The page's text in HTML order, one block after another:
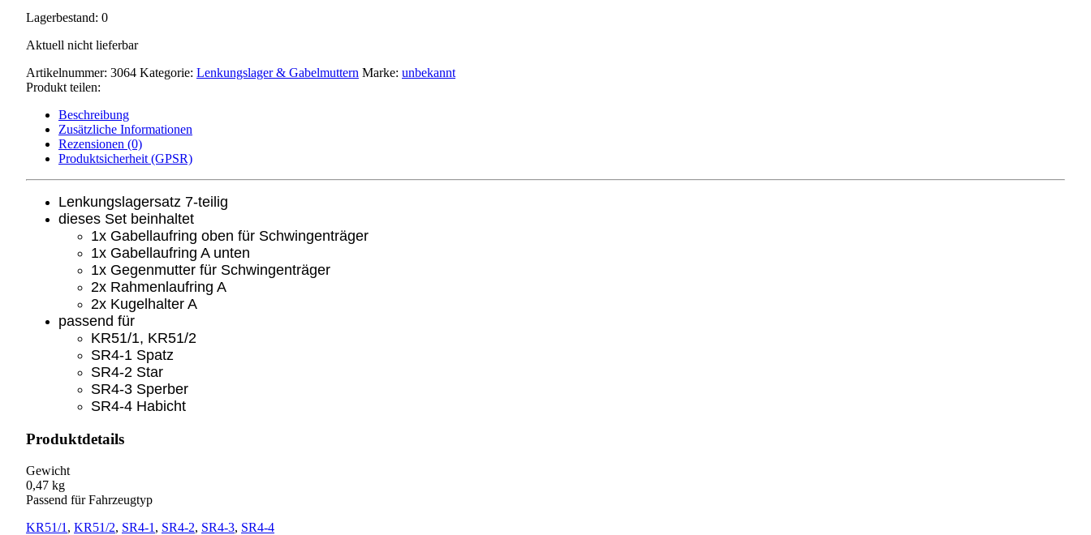
Lagerbestand: 0
Aktuell nicht lieferbar
Artikelnummer: 3064 Kategorie: Lenkungslager & Gabelmuttern Marke: unbekannt
Produkt teilen:
Beschreibung
Zusätzliche Informationen
Rezensionen (0)
Produktsicherheit (GPSR)
Lenkungslagersatz 7-teilig
dieses Set beinhaltet
1x Gabellaufring oben für Schwingenträger
1x Gabellaufring A unten
1x Gegenmutter für Schwingenträger
2x Rahmenlaufring A
2x Kugelhalter A
passend für
KR51/1, KR51/2
SR4-1 Spatz
SR4-2 Star
SR4-3 Sperber
SR4-4 Habicht
Produktdetails
Gewicht
0,47 kg
Passend für Fahrzeugtyp
KR51/1 , KR51/2, SR4-1 , SR4-2, SR4-3, SR4-4